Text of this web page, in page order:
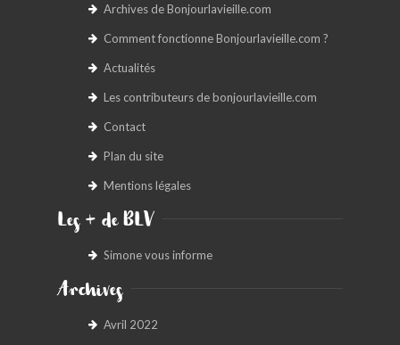
Archives de Bonjourlavieille.com
Comment fonctionne Bonjourlavieille.com ?
Actualités
Les contributeurs de bonjourlavieille.com
Contact
Plan du site
Mentions légales
Les + de BLV
Simone vous informe
Archives
Avril 2022